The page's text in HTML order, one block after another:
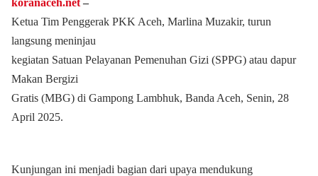
Ketua Tim Penggerak PKK Aceh, Marlina Muzakir, turun
langsung meninjau
kegiatan Satuan Pelayanan Pemenuhan Gizi (SPPG) atau dapur
Makan Bergizi
Gratis (MBG) di Gampong Lambhuk, Banda Aceh, Senin, 28
April 2025.
Kunjungan ini menjadi bagian dari upaya mendukung